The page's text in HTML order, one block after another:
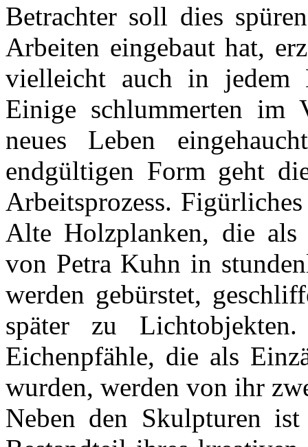
Betrachter soll dies
Arbeiten eingebaut hat,
vielleicht auch in jedem
Einige schlummerten im
neues Leben
endgültigen Form geht
Arbeitsprozess.
Alte Holzplanken, die als
von Petra Kuhn in
werden gebürstet,
später zu
Eichenpfähle, die als
wurden, werden von ihr
Neben den Skulpturen